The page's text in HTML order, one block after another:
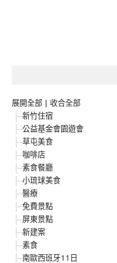
展開全部 | 收合全部
新竹住宿
公益基金會園遊會
草屯美食
咖啡店
素食餐廳
小琉球美食
醫療
免費景點
屏東景點
新建案
素食
南歐西班牙11日